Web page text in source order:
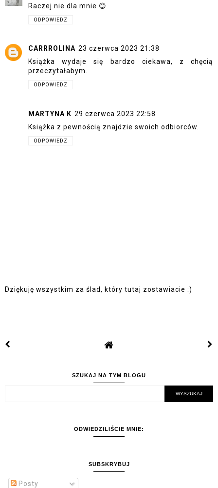
Raczej nie dla mnie 😊
ODPOWIEDZ
CARRROLINA 23 czerwca 2023 21:38
Książka wydaje się bardzo ciekawa, z chęcią
przeczytałabym.
ODPOWIEDZ
MARTYNA K 29 czerwca 2023 22:58
Książka z pewnością znajdzie swoich odbiorców.
ODPOWIEDZ
Dziękuję wszystkim za ślad, który tutaj zostawiacie :)
SZUKAJ NA TYM BLOGU
ODWIEDZILIŚCIE MNIE:
SUBSKRYBUJ
Posty